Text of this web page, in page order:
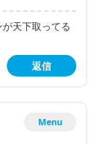
天下取ってる
返信
Menu